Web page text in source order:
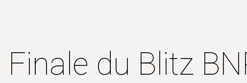
Finale du Blitz